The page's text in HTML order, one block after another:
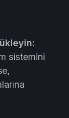
sistemini